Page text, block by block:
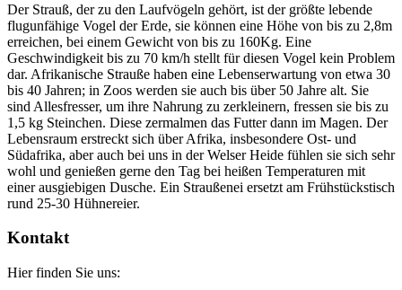
Der Strauß, der zu den Laufvögeln gehört, ist der größte lebende
flugunfähige Vogel der Erde, sie können eine Höhe von bis zu 2,8m
erreichen, bei einem Gewicht von bis zu 160Kg. Eine
Geschwindigkeit bis zu 70 km/h stellt für diesen Vogel kein Problem
dar. Afrikanische Strauße haben eine Lebenserwartung von etwa 30
bis 40 Jahren; in Zoos werden sie auch bis über 50 Jahre alt. Sie
sind Allesfresser, um ihre Nahrung zu zerkleinern, fressen sie bis zu
1,5 kg Steinchen. Diese zermalmen das Futter dann im Magen. Der
Lebensraum erstreckt sich über Afrika, insbesondere Ost- und
Südafrika, aber auch bei uns in der Welser Heide fühlen sie sich sehr
wohl und genießen gerne den Tag bei heißen Temperaturen mit
einer ausgiebigen Dusche. Ein Straußenei ersetzt am Frühstückstisch
rund 25-30 Hühnereier.
Kontakt
Hier finden Sie uns: